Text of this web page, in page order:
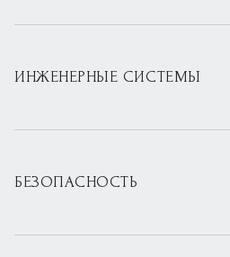
ИНЖЕНЕРНЫЕ СИСТЕМЫ
БЕЗОПАСНОСТЬ